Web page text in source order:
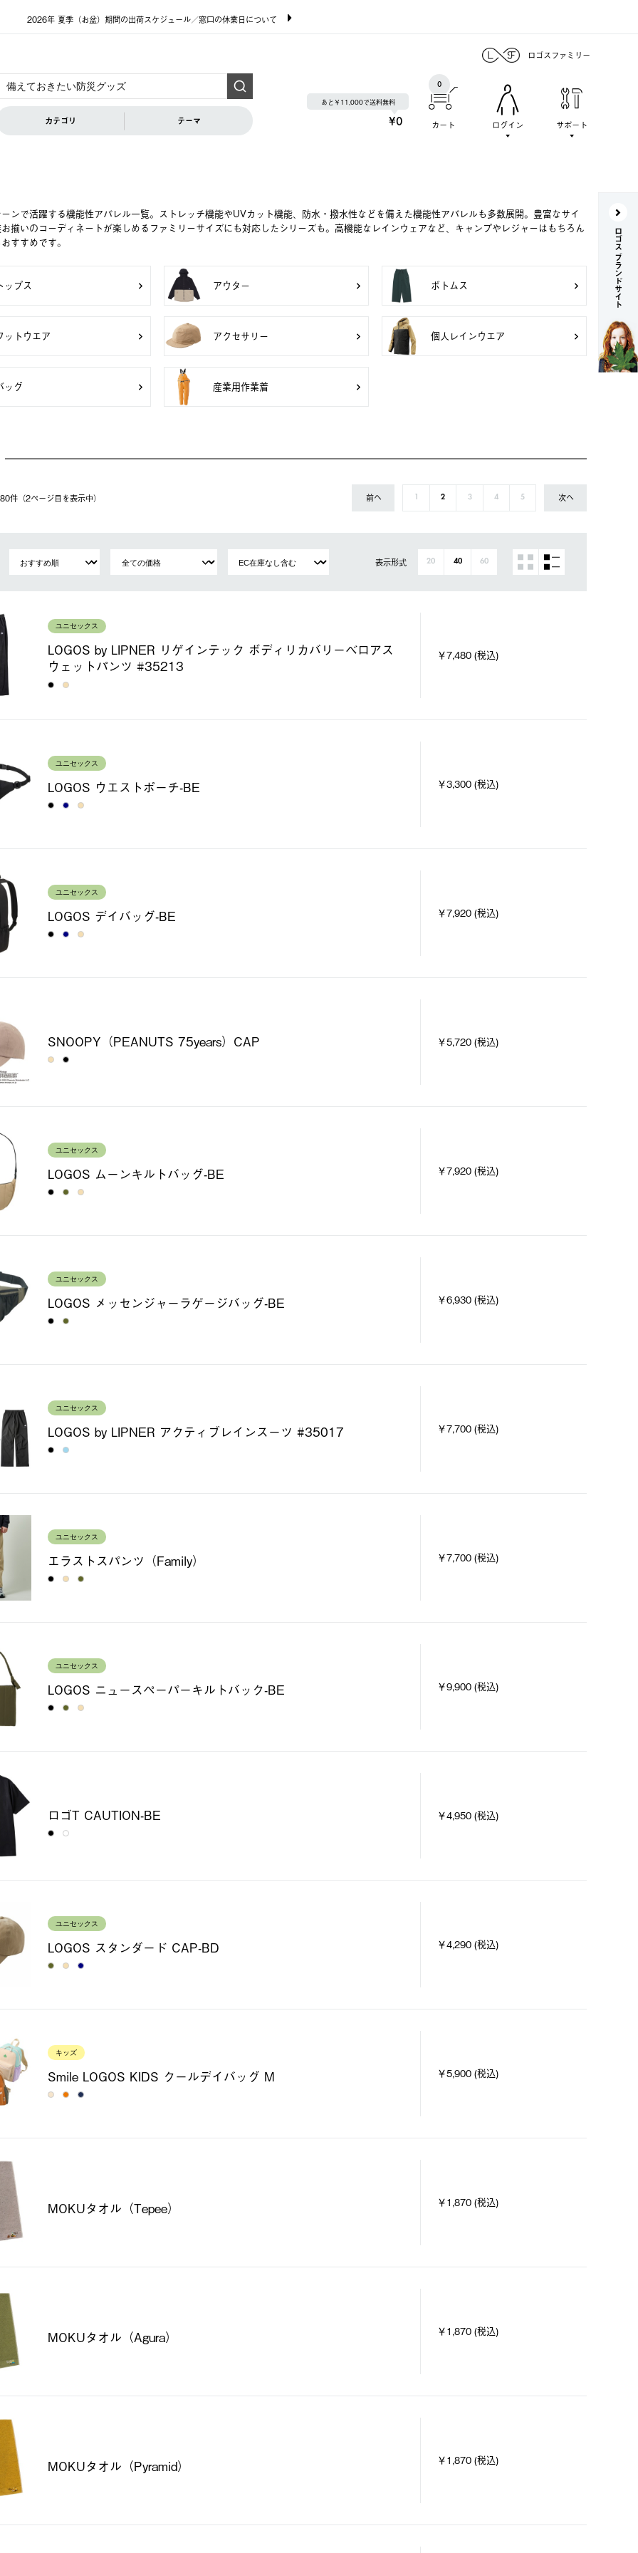
2026年 夏季（お盆）期間の出荷スケジュール／窓口の休業日について
ロゴスファミリー
カテゴリ テーマ
あと￥11,000で送料無料
¥0 カート
0
ログイン サポート
ンで活躍する機能性アパレル一覧。ストレッチ機能やUVカット機能、防水・撥水性などを備えた機能性アパレルも多数展開。豊富なサイ
揃いのコーディネートが楽しめるファミリーサイズにも対応したシリーズも。高機能なレインウェアなど、キャンプやレジャーはもちろん
すすめです。
ップス アウター ボトムス
ットウエア アクセサリー 個人レインウエア
ッグ 産業用作業着
件（2ページ⽬を表⽰中） 前へ 1 2 3 4 5 次へ
表示形式 20 40 60
ユニセックス
LOGOS by LIPNER リゲインテック ボディリカバリーベロアス
ウェットパンツ #35213
￥7,480 (税込)
ユニセックス
LOGOS ウエストポーチ-BE ￥3,300 (税込)
ユニセックス
LOGOS デイバッグ-BE ￥7,920 (税込)
SNOOPY（PEANUTS 75years）CAP ￥5,720 (税込)
ユニセックス
LOGOS ムーンキルトバッグ-BE ￥7,920 (税込)
ユニセックス
LOGOS メッセンジャーラゲージバッグ-BE ￥6,930 (税込)
ユニセックス
LOGOS by LIPNER アクティブレインスーツ #35017 ￥7,700 (税込)
ユニセックス
エラストスパンツ（Family） ￥7,700 (税込)
ユニセックス
LOGOS ニュースペーパーキルトバック-BE ￥9,900 (税込)
ロゴT CAUTION-BE ￥4,950 (税込)
ユニセックス
LOGOS スタンダード CAP-BD ￥4,290 (税込)
キッズ
Smile LOGOS KIDS クールデイバッグ M ￥5,900 (税込)
MOKUタオル（Tepee） ￥1,870 (税込)
MOKUタオル（Agura） ￥1,870 (税込)
MOKUタオル（Pyramid） ￥1,870 (税込)
ロゴス ブランドサイト